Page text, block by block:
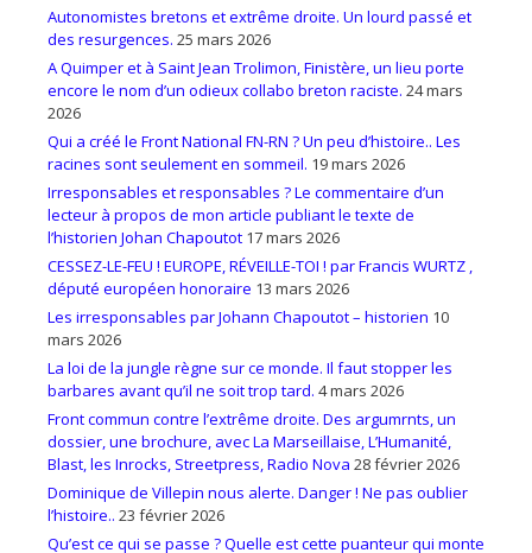
Autonomistes bretons et extrême droite. Un lourd passé et
des resurgences. 25 mars 2026
A Quimper et à Saint Jean Trolimon, Finistère, un lieu porte
encore le nom d’un odieux collabo breton raciste. 24 mars
2026
Qui a créé le Front National FN-RN ? Un peu d’histoire.. Les
racines sont seulement en sommeil. 19 mars 2026
Irresponsables et responsables ? Le commentaire d’un
lecteur à propos de mon article publiant le texte de
l’historien Johan Chapoutot 17 mars 2026
CESSEZ-LE-FEU ! EUROPE, RÉVEILLE-TOI ! par Francis WURTZ ,
député européen honoraire 13 mars 2026
Les irresponsables par Johann Chapoutot – historien 10
mars 2026
La loi de la jungle règne sur ce monde. Il faut stopper les
barbares avant qu’il ne soit trop tard. 4 mars 2026
Front commun contre l’extrême droite. Des argumrnts, un
dossier, une brochure, avec La Marseillaise, L’Humanité,
Blast, les Inrocks, Streetpress, Radio Nova 28 février 2026
Dominique de Villepin nous alerte. Danger ! Ne pas oublier
l’histoire.. 23 février 2026
Qu’est ce qui se passe ? Quelle est cette puanteur qui monte